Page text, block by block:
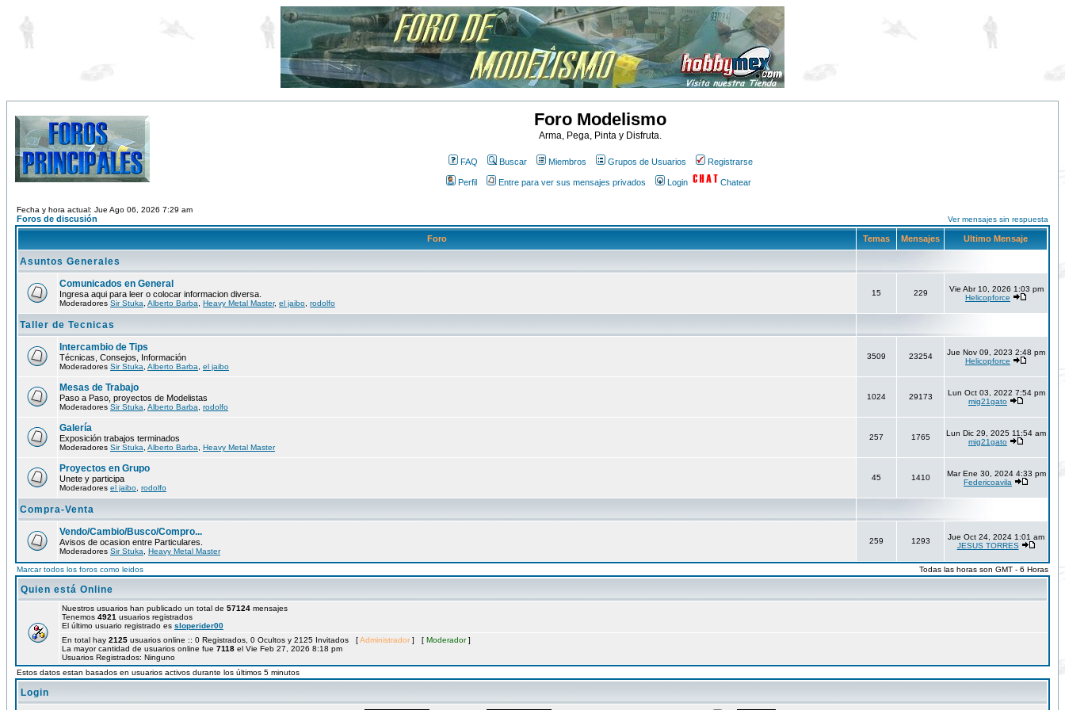
Foro Modelismo
Arma, Pega, Pinta y Disfruta.
FAQ Buscar Miembros Grupos de Usuarios Registrarse
Perfil Entre para ver sus mensajes privados Login Chatear
Fecha y hora actual: Jue Ago 06, 2026 7:29 am
Foros de discusión Ver mensajes sin respuesta
Foro Temas Mensajes Ultimo Mensaje
Asuntos Generales
Comunicados en General
Ingresa aqui para leer o colocar informacion diversa.
Moderadores Sir Stuka Alberto Barba Heavy Metal Master, el jaibo rodolfo
15 229
Vie Abr 10, 2026 1:03 pm
Helicopforce
Taller de Tecnicas
Intercambio de Tips
Técnicas, Consejos, Información
Moderadores Sir Stuka Alberto Barba el jaibo
3509 23254
Jue Nov 09, 2023 2:48 pm
Helicopforce
Mesas de Trabajo
Paso a Paso, proyectos de Modelistas
Moderadores Sir Stuka Alberto Barba rodolfo
1024 29173
Lun Oct 03, 2022 7:54 pm
mig21gato
Galería
Exposición trabajos terminados
Moderadores Sir Stuka Alberto Barba Heavy Metal Master
257 1765
Lun Dic 29, 2025 11:54 am
mig21gato
Proyectos en Grupo
Unete y participa
Moderadores el jaibo rodolfo
45 1410
Mar Ene 30, 2024 4:33 pm
Federicoavila
Compra-Venta
Vendo/Cambio/Busco/Compro...
Avisos de ocasion entre Particulares.
Moderadores Sir Stuka Heavy Metal Master
259 1293
Jue Oct 24, 2024 1:01 am
JESUS TORRES
Marcar todos los foros como leidos Todas las horas son GMT - 6 Horas
Quien está Online
Nuestros usuarios han publicado un total de 57124 mensajes
Tenemos 4921 usuarios registrados
El último usuario registrado es sloperider00
En total hay 2125 usuarios online :: 0 Registrados, 0 Ocultos y 2125 Invitados [Administrador ] [ Moderador]
La mayor cantidad de usuarios online fue 7118 el Vie Feb 27, 2026 8:18 pm
Usuarios Registrados: Ninguno
Estos datos estan basados en usuarios activos durante los últimos 5 minutos
Login